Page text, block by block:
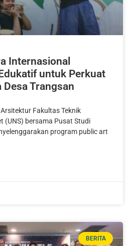
Internasional
untuk Perkuat
Trangsan
Fakultas Teknik
(UNS) bersama Pusat Studi
program public art
BERITA